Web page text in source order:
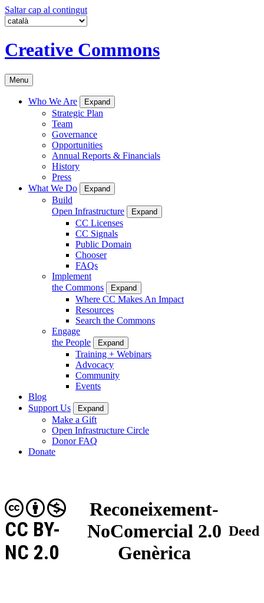
Saltar cap al contingut
Creative Commons
Menu
Who We Are Expand
Strategic Plan
Team
Governance
Opportunities
Annual Reports & Financials
History
Press
What We Do
Expand
Build
Open Infrastructure
Expand
CC Licenses
CC Signals
Public Domain
Chooser
FAQs
Implement
the Commons
Expand
Where CC Makes An Impact
Resources
Search the Commons
Engage
the People
Expand
Training + Webinars
Advocacy
Community
Events
Blog
Support Us
Expand
Make a Gift
Open Infrastructure Circle
Donor FAQ
Donate
Reconeixement-
NoComercial 2.0
Genèrica
CC BY-
NC 2.0
Deed